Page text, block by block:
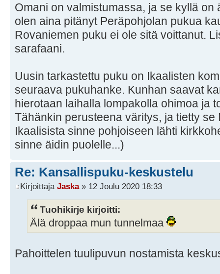
Omani on valmistumassa, ja se kyllä on
olen aina pitänyt Peräpohjolan pukua
Rovaniemen puku ei ole sitä voittanut.
sarafaani.
Uusin tarkastettu puku on Ikaalisten
seuraava pukuhanke. Kunhan saavat
hierotaan laihalla lompakolla ohimoa ja
Tähänkin perusteena väritys, ja tietty se
Ikaalisista sinne pohjoiseen lähti
sinne äidin puolelle...)
Re: Kansallispuku-keskustelu
Kirjoittaja Jaska» 12 Joulu 2020 18:33
Tuohikirje kirjoitti:
Älä droppaa mun tunnelmaa
Pahoittelen tuulipuvun nostamista